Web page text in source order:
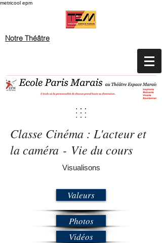
metricool epm
Notre Théâtre
Classe Cinéma : L'acteur et
la caméra - Vie du cours
Visualisons
Valeurs
Photos
Vidéos